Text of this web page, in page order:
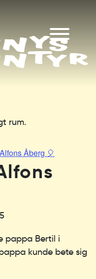
rum.
Åberg 🎈
pappa Bertil i
kunde bete sig